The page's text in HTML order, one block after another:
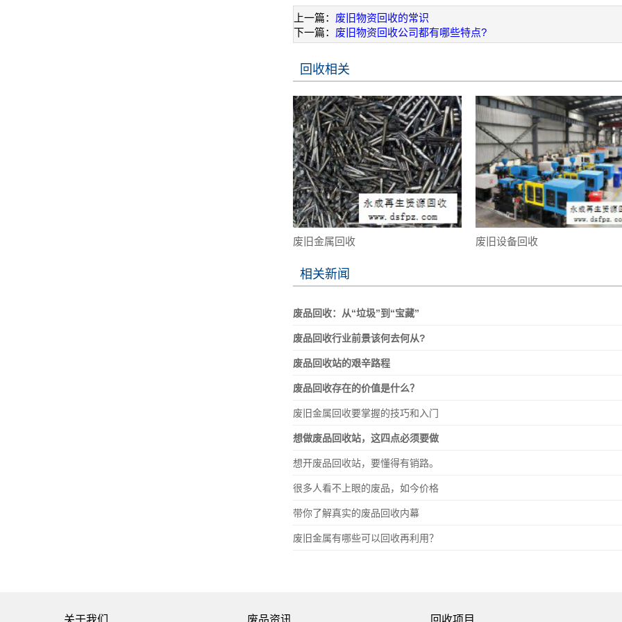
上一篇： 废旧物资回收的常识
下一篇： 废旧物资回收公司都有哪些特点?
回收相关
废旧金属回收 废旧设备回收
相关新闻
废品回收：从“垃圾”到“宝藏”
废品回收行业前景该何去何从?
废品回收站的艰辛路程
废品回收存在的价值是什么？
废旧金属回收要掌握的技巧和入门
想做废品回收站，这四点必须要做
想开废品回收站，要懂得有销路。
很多人看不上眼的废品，如今价格
带你了解真实的废品回收内幕
废旧金属有哪些可以回收再利用？
关于我们 废品资讯 回收项目